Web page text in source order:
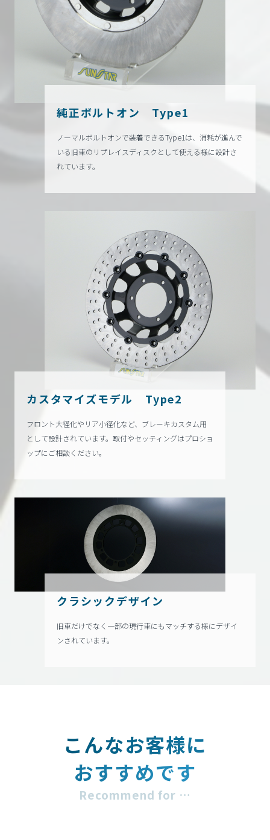
純正ボルトオン Type1
ノーマルボルトオンで装着できるType1は、消耗が進んで
いる旧車のリプレイスディスクとして使える様に設計さ
れています。
カスタマイズモデル Type2
フロント大径化やリア小径化など、ブレーキカスタム用
として設計されています。取付やセッティングはプロショ
ップにご相談ください。
クラシックデザイン
旧車だけでなく一部の現行車にもマッチする様にデザイ
ンされています。
こんなお客様に
おすすめです